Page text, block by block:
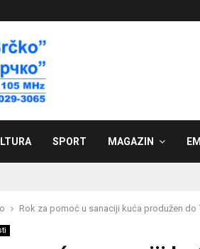
SPORT MAGAZIN
Rok za pomoć u sanaciji kuća produžen do